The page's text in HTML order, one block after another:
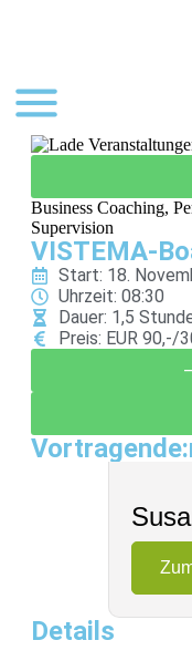
Business Coaching,
Supervision
VISTEMA-
Start: 18.
Uhrzeit: 08:30
Dauer: 1,5
Preis: EUR 90,-/
Details